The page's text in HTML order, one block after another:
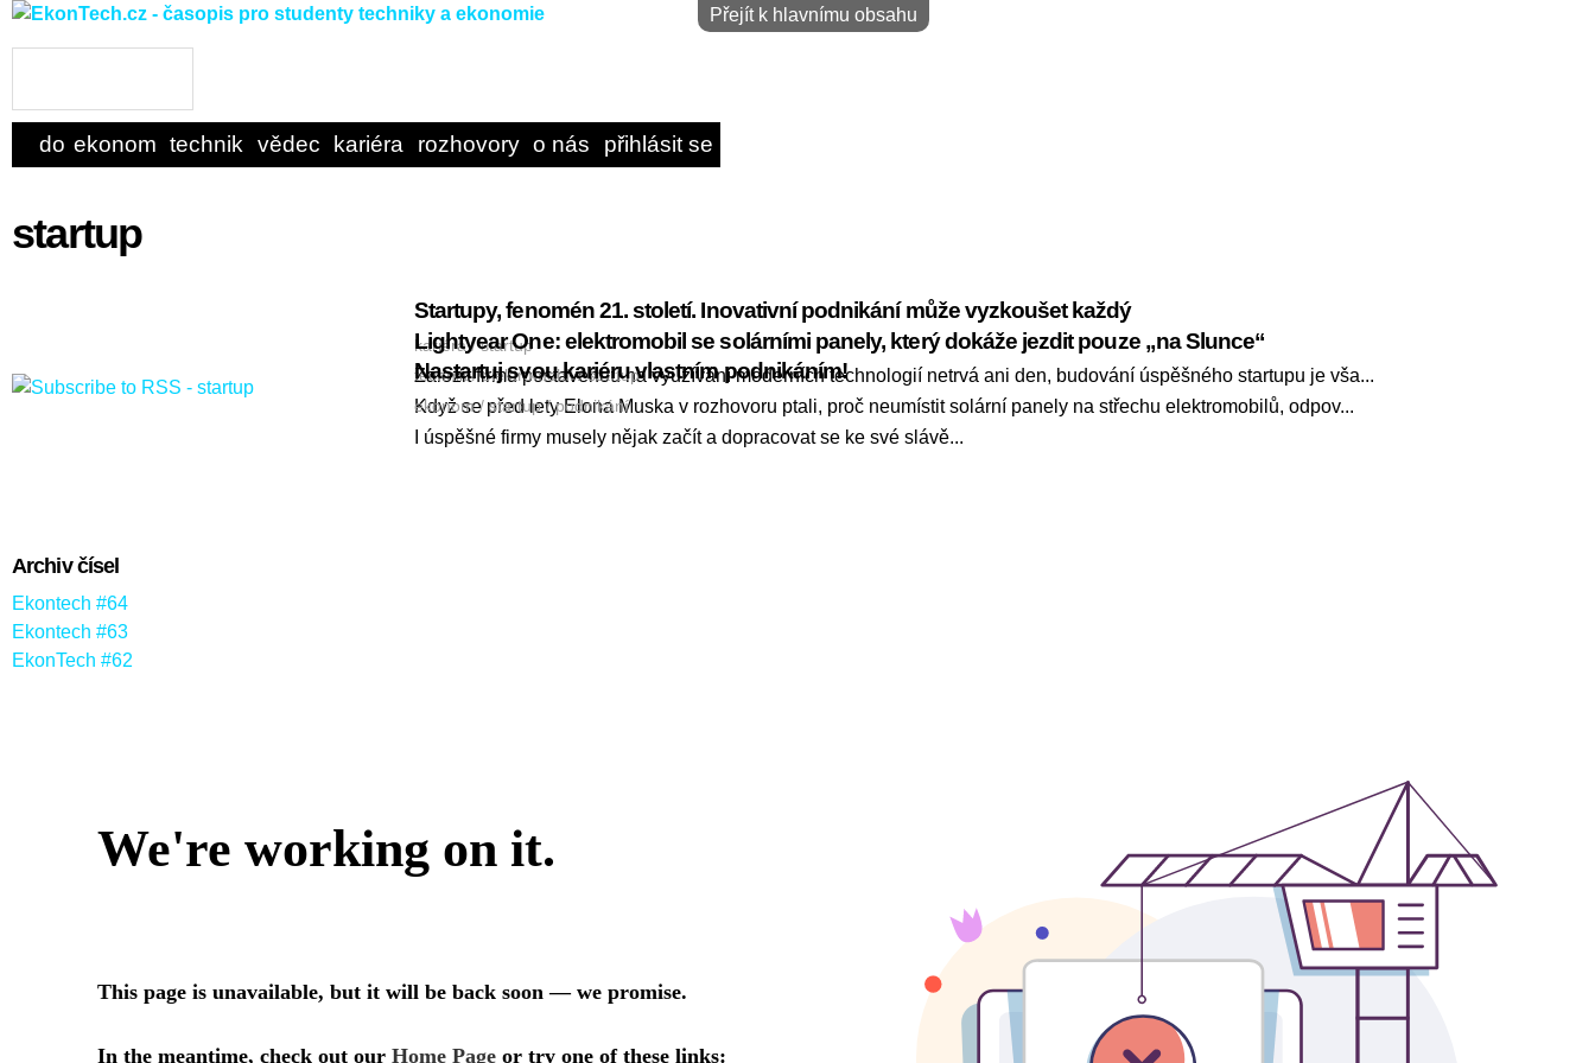
Přejít k hlavnímu obsahu
domůekonom technik vědec kariéra rozhovory o nás přihlásit se
startup
Startupy, fenomén 21. století. Inovativní podnikání může vyzkoušet každý
kariéra/startup
Založit firmu postavenou na využívání moderních technologií netrvá ani den, budování úspěšného startupu je vša...
Lightyear One: elektromobil se solárními panely, který dokáže jezdit pouze „na Slunce“
technik/elektromobil/startup
Když se před lety Elona Muska v rozhovoru ptali, proč neumístit solární panely na střechu elektromobilů, odpov...
Nastartuj svou kariéru vlastním podnikáním!
ekonom/startup/podnikání
I úspěšné firmy musely nějak začít a dopracovat se ke své slávě...
Archiv čísel
Ekontech #64
Ekontech #63
EkonTech #62